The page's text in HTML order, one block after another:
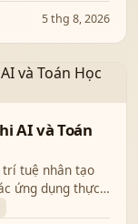
5 thg 8, 2026
AI và Toán
trí tuệ nhân tạo
ứng dụng thực
sự kết hợp